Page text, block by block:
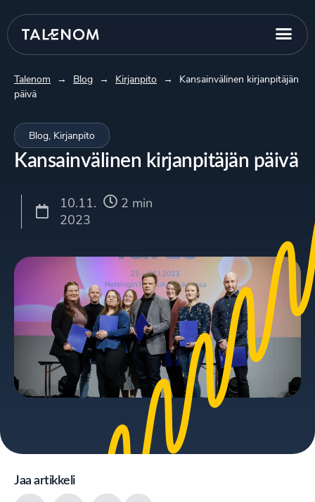
Talenom → Blog → Kirjanpito →
Kansainvälinen kirjanpitäjän
päivä
Blog, Kirjanpito
Kansainvälinen kirjanpitäjän päivä
10.11.
2023
2 min
Jaa artikkeli